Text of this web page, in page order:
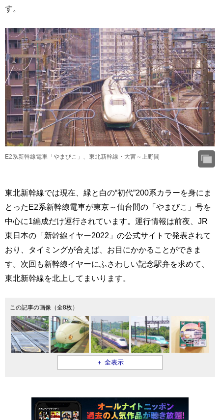
す。
E2系新幹線電車「やまびこ」、東北新幹線・大宮～上野間
東北新幹線では現在、緑と白の“初代”200系カラーを身にま
とったE2系新幹線電車が東京～仙台間の「やまびこ」号を
中心に1編成だけ運行されています。運行情報は前夜、JR
東日本の「新幹線イヤー2022」の公式サイトで発表されて
おり、タイミングが合えば、お目にかかることができま
す。次回も新幹線イヤーにふさわしい記念駅弁を求めて、
東北新幹線を北上してまいります。
この記事の画像（全8枚）
＋ 全表示